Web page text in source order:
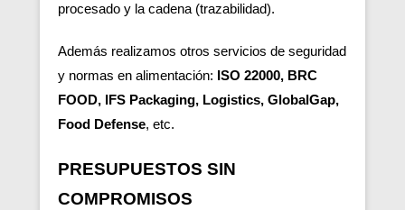
procesado y la cadena (trazabilidad).
Además realizamos otros servicios de seguridad
y normas en alimentación: ISO 22000, BRC
FOOD, IFS Packaging, Logistics, GlobalGap,
Food Defense, etc.
PRESUPUESTOS SIN
COMPROMISOS